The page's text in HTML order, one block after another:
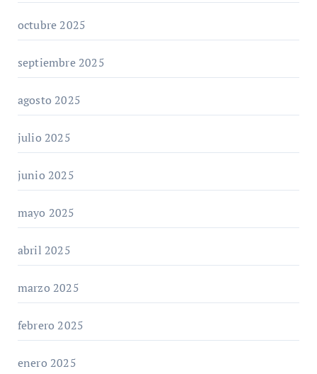
octubre 2025
septiembre 2025
agosto 2025
julio 2025
junio 2025
mayo 2025
abril 2025
marzo 2025
febrero 2025
enero 2025